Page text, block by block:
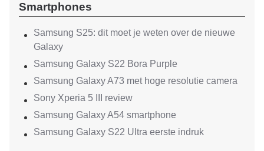
Smartphones
Samsung S25: dit moet je weten over de nieuwe
Galaxy
Samsung Galaxy S22 Bora Purple
Samsung Galaxy A73 met hoge resolutie camera
Sony Xperia 5 III review
Samsung Galaxy A54 smartphone
Samsung Galaxy S22 Ultra eerste indruk